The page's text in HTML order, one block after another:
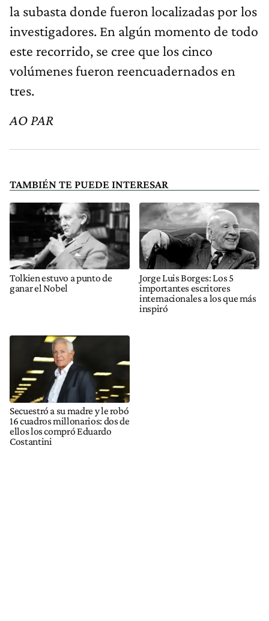
la subasta donde fueron localizadas por los
investigadores. En algún momento de todo
este recorrido, se cree que los cinco
volúmenes fueron reencuadernados en
tres.
AO PAR
TAMBIÉN TE PUEDE INTERESAR
Tolkien estuvo a punto de
ganar el Nobel
Jorge Luis Borges: Los 5
importantes escritores
internacionales a los que más
inspiró
Secuestró a su madre y le robó
16 cuadros millonarios: dos de
ellos los compró Eduardo
Costantini